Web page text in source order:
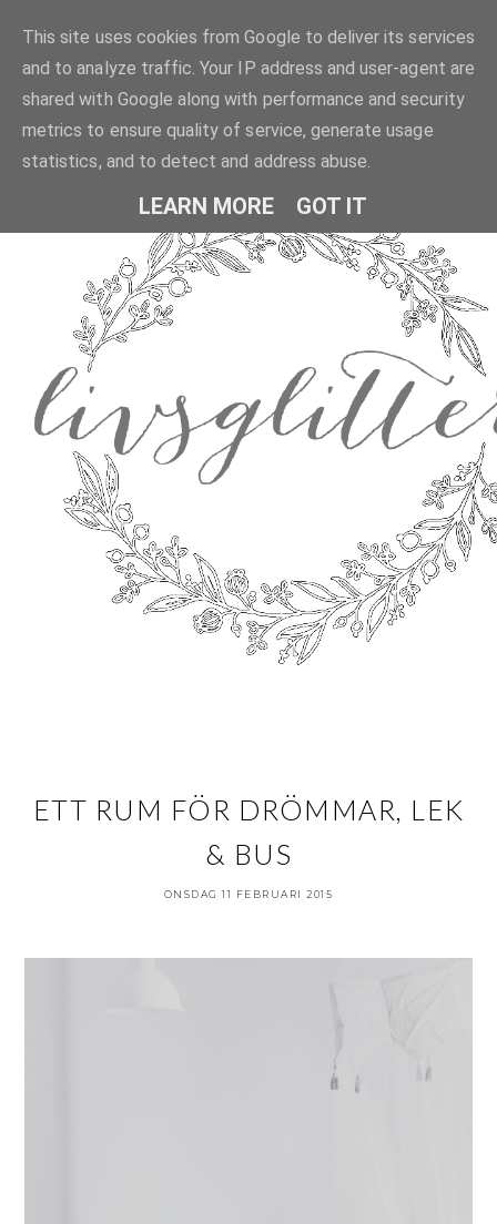
ETT RUM FÖR DRÖMMAR, LEK
& BUS
ONSDAG 11 FEBRUARI 2015
This site uses cookies from Google to deliver its services
and to analyze traffic. Your IP address and user-agent are
shared with Google along with performance and security
metrics to ensure quality of service, generate usage
statistics, and to detect and address abuse.
LEARN MORE GOT IT